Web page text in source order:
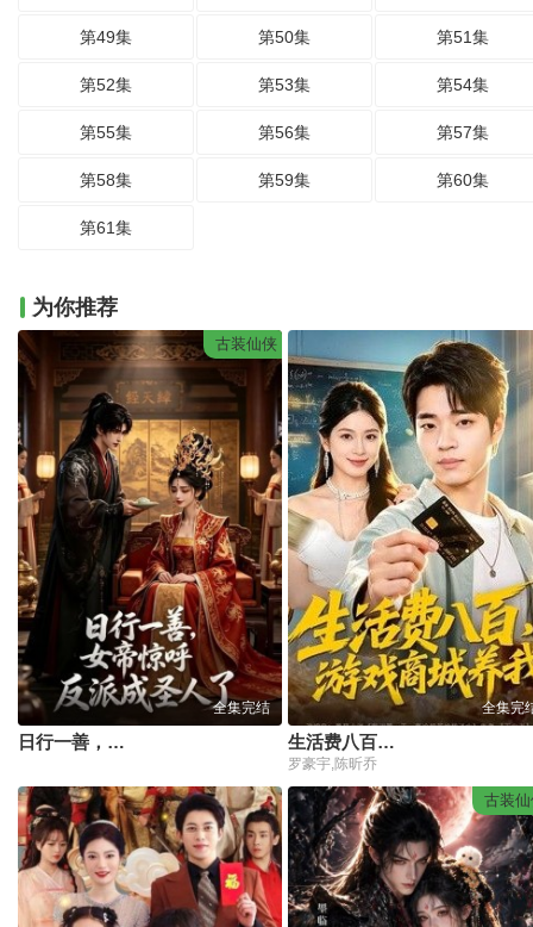
第49集 第50集 第51集
第52集 第53集 第54集
第55集 第56集 第57集
第58集 第59集 第60集
第61集
为你推荐
古装仙侠
全集完结
日行一善，女帝惊呼反派竟成圣人了
全集完
生活费八百，游戏商城养我
罗豪宇,陈昕乔
古装